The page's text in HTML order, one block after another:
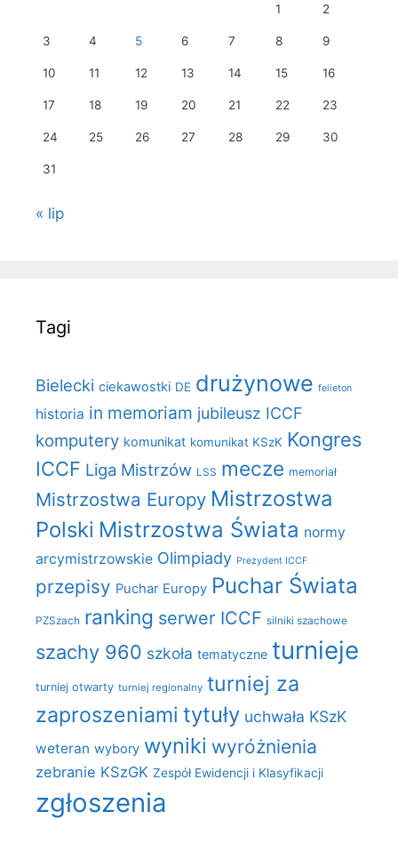
1 2
3 4 5 6 7 8 9
10 11 12 13 14 15 16
17 18 19 20 21 22 23
24 25 26 27 28 29 30
31
« lip
Tagi
Bielecki ciekawostki DE drużynowe felieton
historia in memoriam jubileusz ICCF
komputery komunikat komunikat KSzK Kongres
ICCF Liga Mistrzów LSS mecze memoriał
Mistrzostwa Europy Mistrzostwa
Polski Mistrzostwa Świata normy
arcymistrzowskie Olimpiady Prezydent ICCF
przepisy Puchar Europy Puchar Świata
PZSzach ranking serwer ICCF silniki szachowe
szachy 960 szkoła tematyczne turnieje
turniej otwarty turniej regionalny turniej za
zaproszeniami tytuły uchwała KSzK
weteran wybory wyniki wyróżnienia
zebranie KSzGK Zespół Ewidencji i Klasyfikacji
zgłoszenia